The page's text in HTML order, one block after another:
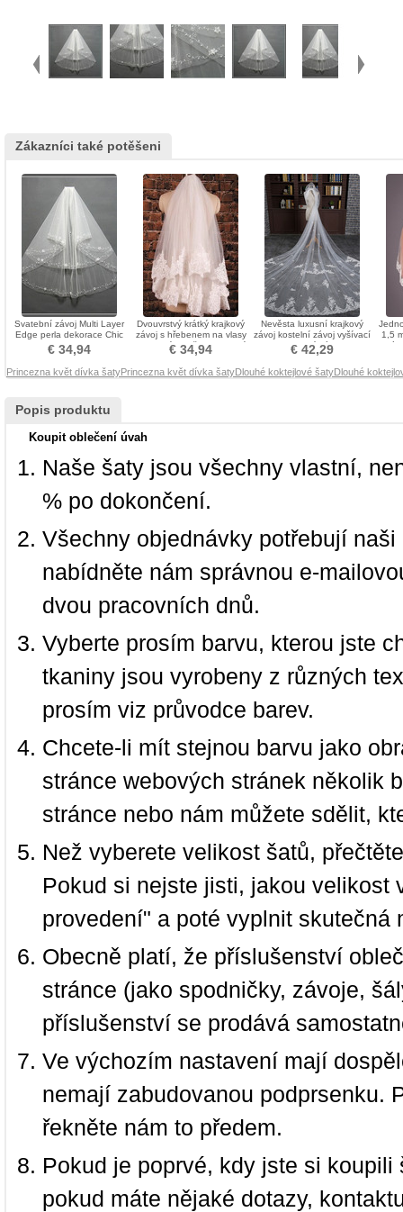
Zákazníci také potěšeni
Svatební závoj Multi Layer
Edge perla dekorace Chic
Spring
€ 34,94
Dvouvrstvý krátký krajkový
závoj s hřebenem na vlasy
svatební doplňky svatební
svatební závoj
€ 34,94
Nevěsta luxusní krajkový
závoj kostelní závoj vyšívací
krajkový závoj
€ 42,29
1,5
Princezna květ dívka šatyPrincezna květ dívka šatyDlouhé koktejlové šatyDlouhé
Popis produktu
Koupit oblečení úvah
Naše šaty jsou všechny vlastní,
% po dokončení.
Všechny objednávky potřebují
nabídněte nám správnou e-
dvou pracovních dnů.
Vyberte prosím barvu, kterou jste
tkaniny jsou vyrobeny z různých
prosím viz průvodce barev.
Chcete-li mít stejnou barvu jako
stránce webových stránek několik
stránce nebo nám můžete sdělit,
Než vyberete velikost šatů,
Pokud si nejste jisti, jakou velikost
provedení" a poté vyplnit
Obecně platí, že příslušenství
stránce (jako spodničky, závoje,
příslušenství se prodává
Ve výchozím nastavení mají
nemají zabudovanou podprsenku.
řekněte nám to předem.
Pokud je poprvé, kdy jste si
pokud máte nějaké dotazy,